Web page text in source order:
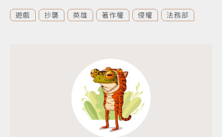
遊戲 抄襲 英雄 著作權 侵權 法務部